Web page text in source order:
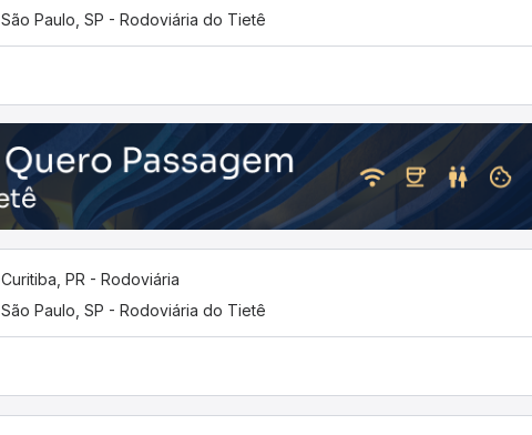
São Paulo, SP - Rodoviária do Tietê
Curitiba, PR - Rodoviária
São Paulo, SP - Rodoviária do Tietê